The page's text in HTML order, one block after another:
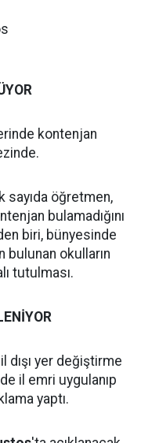
kontenjan
sayıda öğretmen,
bulamadığını
biri, bünyesinde
okulların
tutulması.
dışı yer değiştirme
il emri uygulanıp
yaptı.